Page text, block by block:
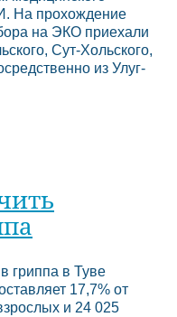
На прохождение
на ЭКО приехали
Сут-Хольского,
из Улуг-
гриппа в Туве
17,7% от
и 24 025